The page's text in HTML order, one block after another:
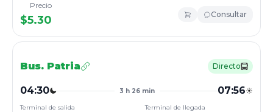
Precio
$5.30 Consultar
Bus. Patria Directo
04:30 3 h 26 min 07:56
Terminal de salida Terminal de llegada